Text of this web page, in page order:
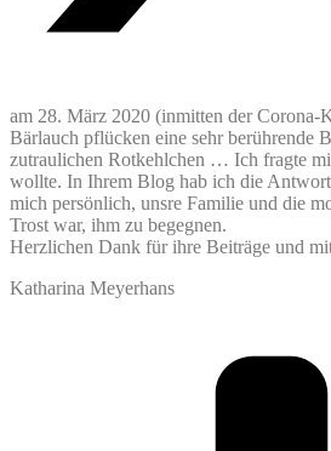
am 28. März 2020 (inmitten der Corona-
Bärlauch pflücken eine sehr berührende
zutraulichen Rotkehlchen … Ich fragte
wollte. In Ihrem Blog hab ich die Antwort
mich persönlich, unsre Familie und die
Trost war, ihm zu begegnen.
Herzlichen Dank für ihre Beiträge und
Katharina Meyerhans